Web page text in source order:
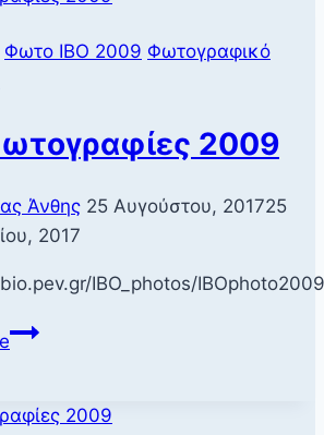
Φωτο ΙΒΟ 2009 Φωτογραφικό
2009
Άνθης 25 Αυγούστου, 201725
2017
IBO_photos/
IBO